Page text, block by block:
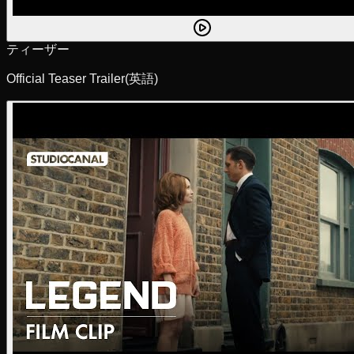
ティーザー
Official Teaser Trailer(英語)